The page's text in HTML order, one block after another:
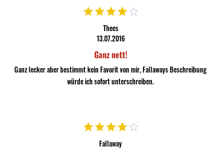
Thees
13.07.2016
Ganz nett!
Ganz lecker aber bestimmt kein Favorit von mir, Fallaways Beschreibung
würde ich sofort unterschreiben.
Fallaway